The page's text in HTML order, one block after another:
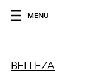
MENU
BELLEZA